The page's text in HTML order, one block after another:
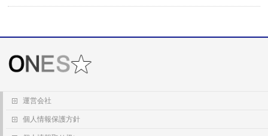
運営会社
個人情報保護方針